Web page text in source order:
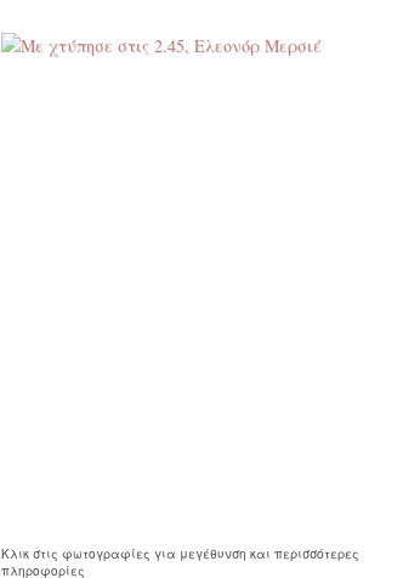
Κλικ στις φωτογραφίες για μεγέθυνση και περισσότερες
πληροφορίες